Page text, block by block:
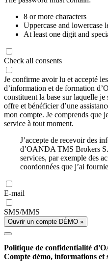
8 or more characters
Uppercase and lowercase
At least one digit and
Check all consents
Je confirme avoir lu et accepté les
d’information et de formation
constituent la base sur laquelle
offre et bénéficier d’une
mon compte. Je comprends que
service à tout moment.
J’accepte de recevoir des
d’OANDA TMS Brokers
services, par exemple des
coordonnées que j’ai
E-mail
SMS/MMS
Ouvrir un compte DÉMO »
Politique de confidentialité
Compte démo, informations et